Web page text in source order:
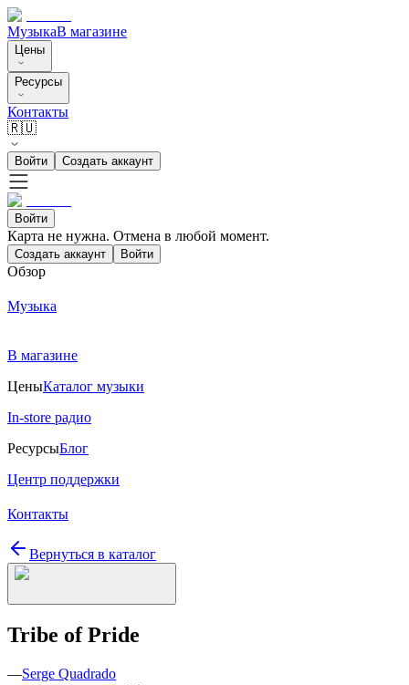
МузыкаВ магазине
Цены
Ресурсы
Контакты
🇷🇺
Войти Создать аккаунт
Войти
Карта не нужна. Отмена в любой момент.
Создать аккаунт Войти
Обзор
Музыка
В магазине
ЦеныКаталог музыки
In-store радио
РесурсыБлог
Центр поддержки
Контакты
Вернуться в каталог
Tribe of Pride
—Serge Quadrado